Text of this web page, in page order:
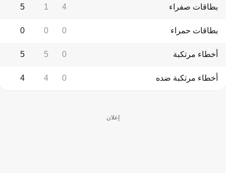
بطاقات صفراء 4
1
5
بطاقات حمراء 0
0
0
أخطاء مرتكبة 0
5
5
أخطاء مرتكبة ضده 0
4
4
إعلان